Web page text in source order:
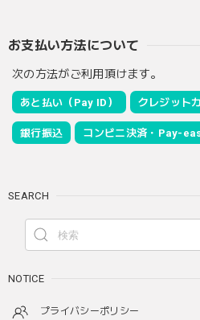
お支払い方法について
次の方法がご利用頂けます。
あと払い（Pay ID） クレジット
銀行振込 コンビニ決済・Pay-
SEARCH
NOTICE
プライバシーポリシー